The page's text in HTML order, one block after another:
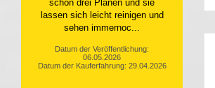
Datum der Veröffentlichung:
10.04.2026
Datum der Kauferfahrung: 31.03.2026